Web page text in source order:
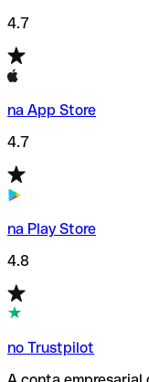
4.7
na App Store
4.7
na Play Store
4.8
no Trustpilot